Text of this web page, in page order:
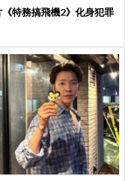
特務搞飛機2》化身犯罪